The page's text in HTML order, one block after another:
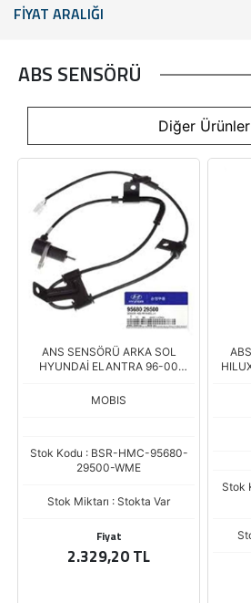
FİYAT ARALIĞI
ABS SENSÖRÜ
Diğer Ürünler
ANS SENSÖRÜ ARKA SOL
HYUNDAİ ELANTRA 96-00
MOBIS
Stok Kodu : BSR-HMC-95680-
29500-WME
Stok Miktarı : Stokta Var
Fiyat
2.329,20 TL
Stok